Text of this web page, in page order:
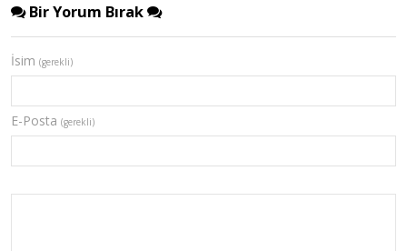
Bir Yorum Bırak
İsim (gerekli)
E-Posta (gerekli)